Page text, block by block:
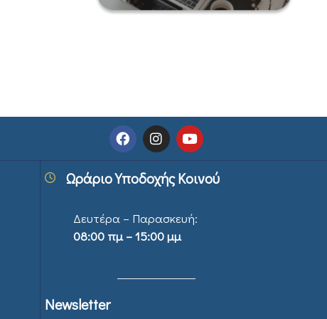
Ωράριο Υποδοχής Κοινού
Δευτέρα – Παρασκευή:
08:00 πμ – 15:00 μμ
Newsletter